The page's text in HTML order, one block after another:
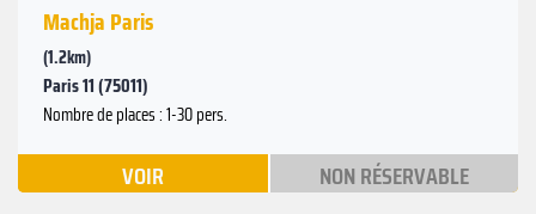
Machja Paris
(1.2km)
Paris 11 (75011)
Nombre de places : 1-30 pers.
VOIR NON RÉSERVABLE